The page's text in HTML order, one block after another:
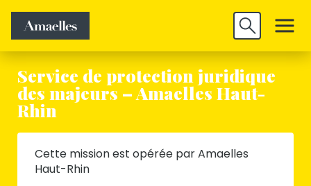
Découvrir
Service de protection juridique
des majeurs – Amaelles Haut-
Rhin
Cette mission est opérée par Amaelles
Haut-Rhin